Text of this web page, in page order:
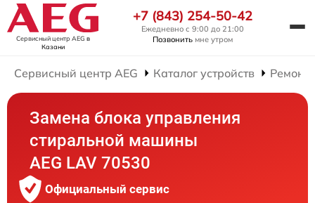
Сервисный центр AEG в
Казани
+7 (843) 254-50-42
Ежедневно с 9:00 до 21:00
Позвонить мне утром
Сервисный центр AEG Каталог устройств Ремонт
Замена блока управления
стиральной машины
AEG LAV 70530
Официальный сервис